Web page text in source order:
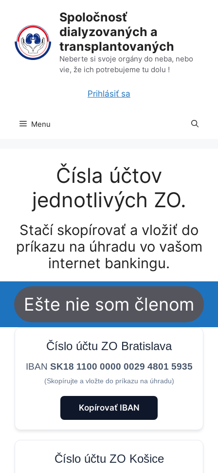
obsah
Spoločnosť
dialyzovaných a
transplantovaných
Neberte si svoje orgány do neba, nebo
vie, že ich potrebujeme tu dolu !
Prihlásiť sa
Menu
Čísla účtov
jednotlivých ZO.
Stačí skopírovať a vložiť do
príkazu na úhradu vo vašom
internet bankingu.
Ešte nie som členom
Číslo účtu ZO Bratislava
IBAN SK18 1100 0000 0029 4801 5935
(Skopírujte a vložte do príkazu na úhradu)
Kopírovať IBAN
Číslo účtu ZO Košice